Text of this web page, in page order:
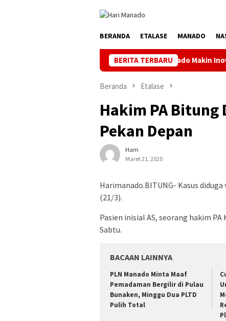
BERANDA ETALASE MANADO
BERITA TERBARU
FC ke 4 Kata Ketua Askot Manado Makin Inovatif, Banyak
Beranda Etalase
Hakim PA Bitung
Pekan Depan
Ham
Maret 21, 2020
Harimanado.BITUNG- Kasus
(21/3).
Pasien inisial AS, seorang hakim
Sabtu.
BACAAN LAINNYA
PLN Manado Minta Maaf
Pemadaman Bergilir di Pulau
Bunaken, Minggu Dua PLTD
Pulih Total